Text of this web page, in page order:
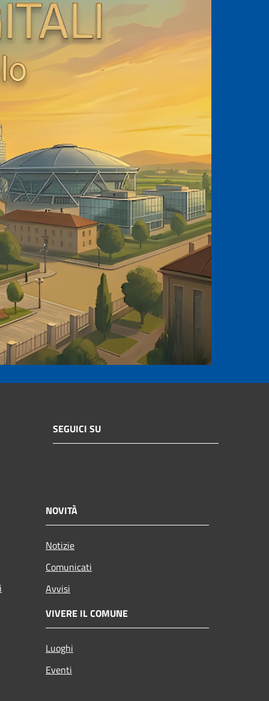
SEGUICI SU
NOVITÀ
Notizie
Comunicati
Avvisi
VIVERE IL COMUNE
Luoghi
Eventi